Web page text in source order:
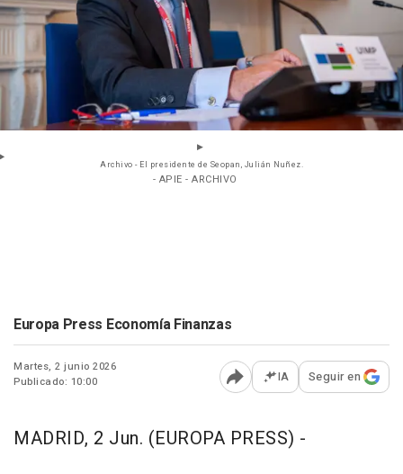
Archivo - El presidente de Seopan, Julián Nuñez.
- APIE - ARCHIVO
Europa Press Economía Finanzas
Martes, 2 junio 2026
Publicado: 10:00
Abrir opciones para
IA Seguir en
MADRID, 2 Jun. (EUROPA PRESS) -